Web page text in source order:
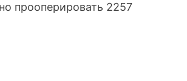
прооперировать 2257